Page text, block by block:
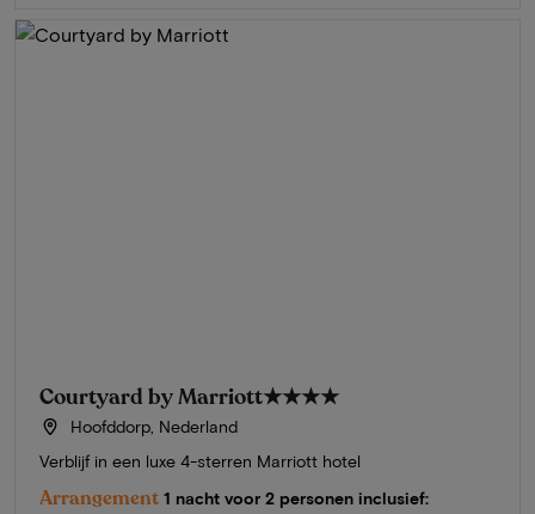
Courtyard by Marriott★★★★
Hoofddorp, Nederland
Verblijf in een luxe 4-sterren Marriott hotel
Arrangement 1 nacht voor 2 personen inclusief: